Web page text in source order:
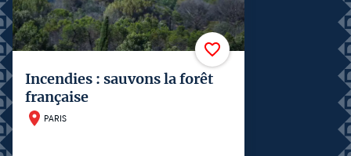
Incendies : sauvons la forêt
française
PARIS